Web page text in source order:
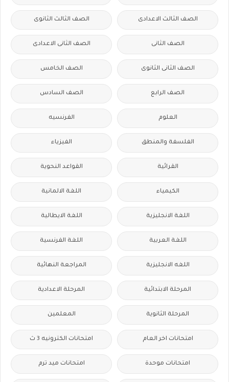
الصف الثالث الاعدادى الصف الثالث الثانوى
الصف الثانى الصف الثانى الاعدادى
الصف الثانى الثانوى الصف الخامس
الصف الرابع الصف السادس
العلوم الفرنسيه
الفلسفة والمنطق الفيزياء
القرائية القواعد النحوية
الكيمياء اللغة الالمانية
اللغة الانجليزية اللغة الايطالية
اللغة العربية اللغة الفرنسية
اللغه الانجليزية المراجعة النهائية
المرحلة الابتدائية المرحلة الاعدادية
المرحلة الثانوية المعلمين
امتحانات اخر العام امتحانات الكترونيه 3 ث
امتحانات موحدة امتحانات ميد ترم